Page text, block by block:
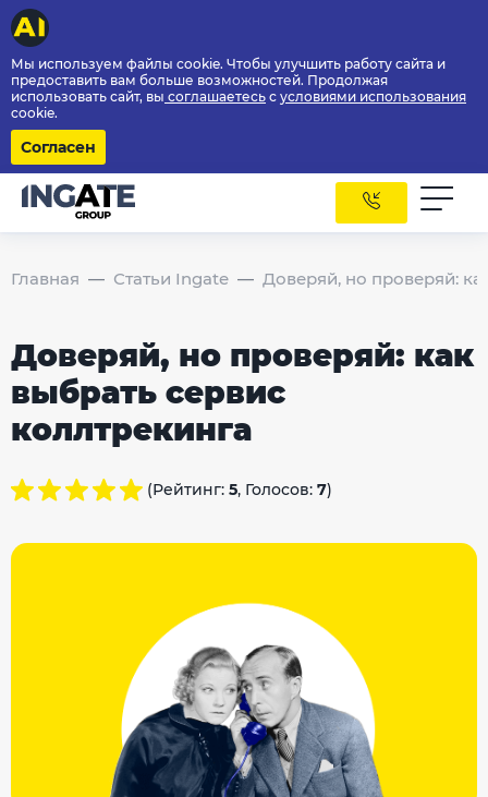
Мы используем файлы cookie. Чтобы улучшить работу сайта и
предоставить вам больше возможностей. Продолжая
использовать сайт, вы соглашаетесь с условиями использования
cookie.
Согласен
Главная Статьи Ingate Доверяй, но проверяй:
Доверяй, но проверяй: как
выбрать сервис
коллтрекинга
(Рейтинг: 5, Голосов: 7)